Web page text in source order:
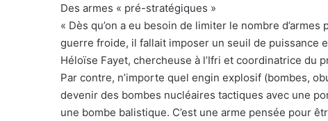
Des armes « pré-stratégiques »
« Dès qu’on a eu besoin de limiter le nombre
guerre froide, il fallait imposer un seuil de puissance
Héloïse Fayet, chercheuse à l’Ifri et coordinatrice du
Par contre, n’importe quel engin explosif (bombes,
devenir des bombes nucléaires tactiques avec une
une bombe balistique. C’est une arme pensée pour